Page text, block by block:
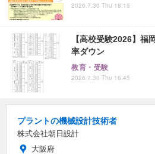
2026.7.30 Thu 18:15
【高校受験2026】福
率ダウン
教育・受験
2026.7.30 Thu 16:45
プラントの機械設計技術者
株式会社朝日設計
大阪府